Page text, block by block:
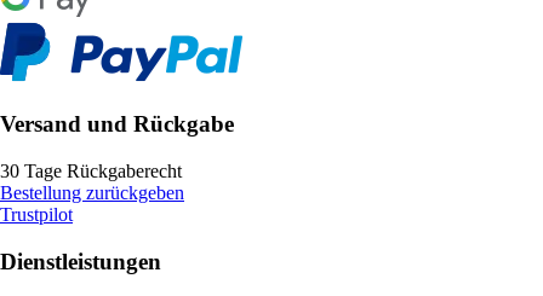
Versand und Rückgabe
30 Tage Rückgaberecht
Bestellung zurückgeben
Trustpilot
Dienstleistungen